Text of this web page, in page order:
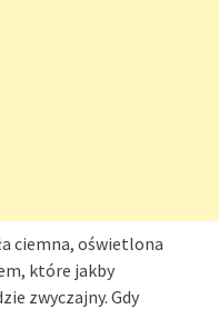
ciemna, oświetlona
które jakby
zwyczajny. Gdy